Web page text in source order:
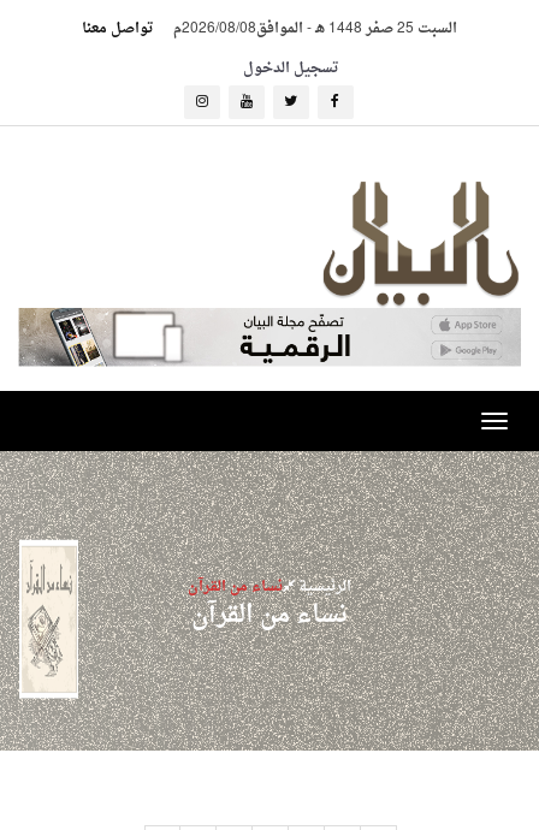
السبت 25 صفر 1448 هـ -الموافق2026/08/08م
تواصل معنا
تسجيل الدخول
Toggle
navigation
الرئيسية نساء من القرآن
نساء من القرآن